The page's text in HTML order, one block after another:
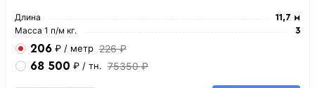
Длина 11,7 м
Масса 1 п/м кг. 3
206 ₽ / метр 226 ₽
68 500 ₽ / тн. 75350 ₽